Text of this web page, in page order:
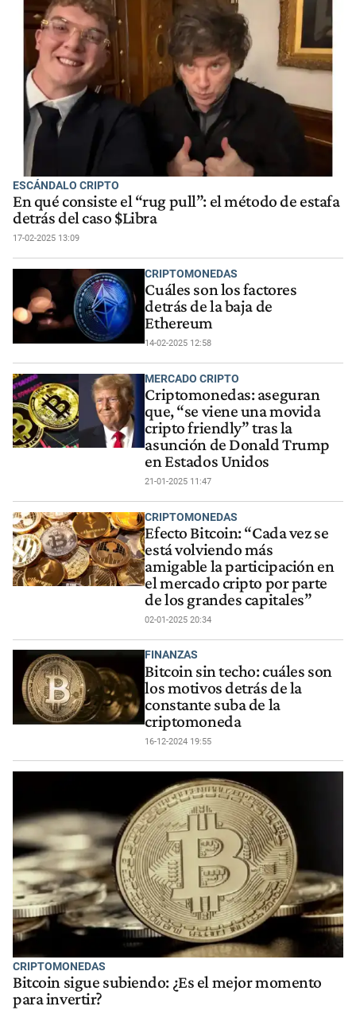
ESCÁNDALO CRIPTO
En qué consiste el “rug pull”: el método de estafa
detrás del caso $Libra
17-02-2025 13:09
CRIPTOMONEDAS
Cuáles son los factores
detrás de la baja de
Ethereum
14-02-2025 12:58
MERCADO CRIPTO
Criptomonedas: aseguran
que, “se viene una movida
cripto friendly” tras la
asunción de Donald Trump
en Estados Unidos
21-01-2025 11:47
CRIPTOMONEDAS
Efecto Bitcoin: “Cada vez se
está volviendo más
amigable la participación en
el mercado cripto por parte
de los grandes capitales”
02-01-2025 20:34
FINANZAS
Bitcoin sin techo: cuáles son
los motivos detrás de la
constante suba de la
criptomoneda
16-12-2024 19:55
CRIPTOMONEDAS
Bitcoin sigue subiendo: ¿Es el mejor momento
para invertir?